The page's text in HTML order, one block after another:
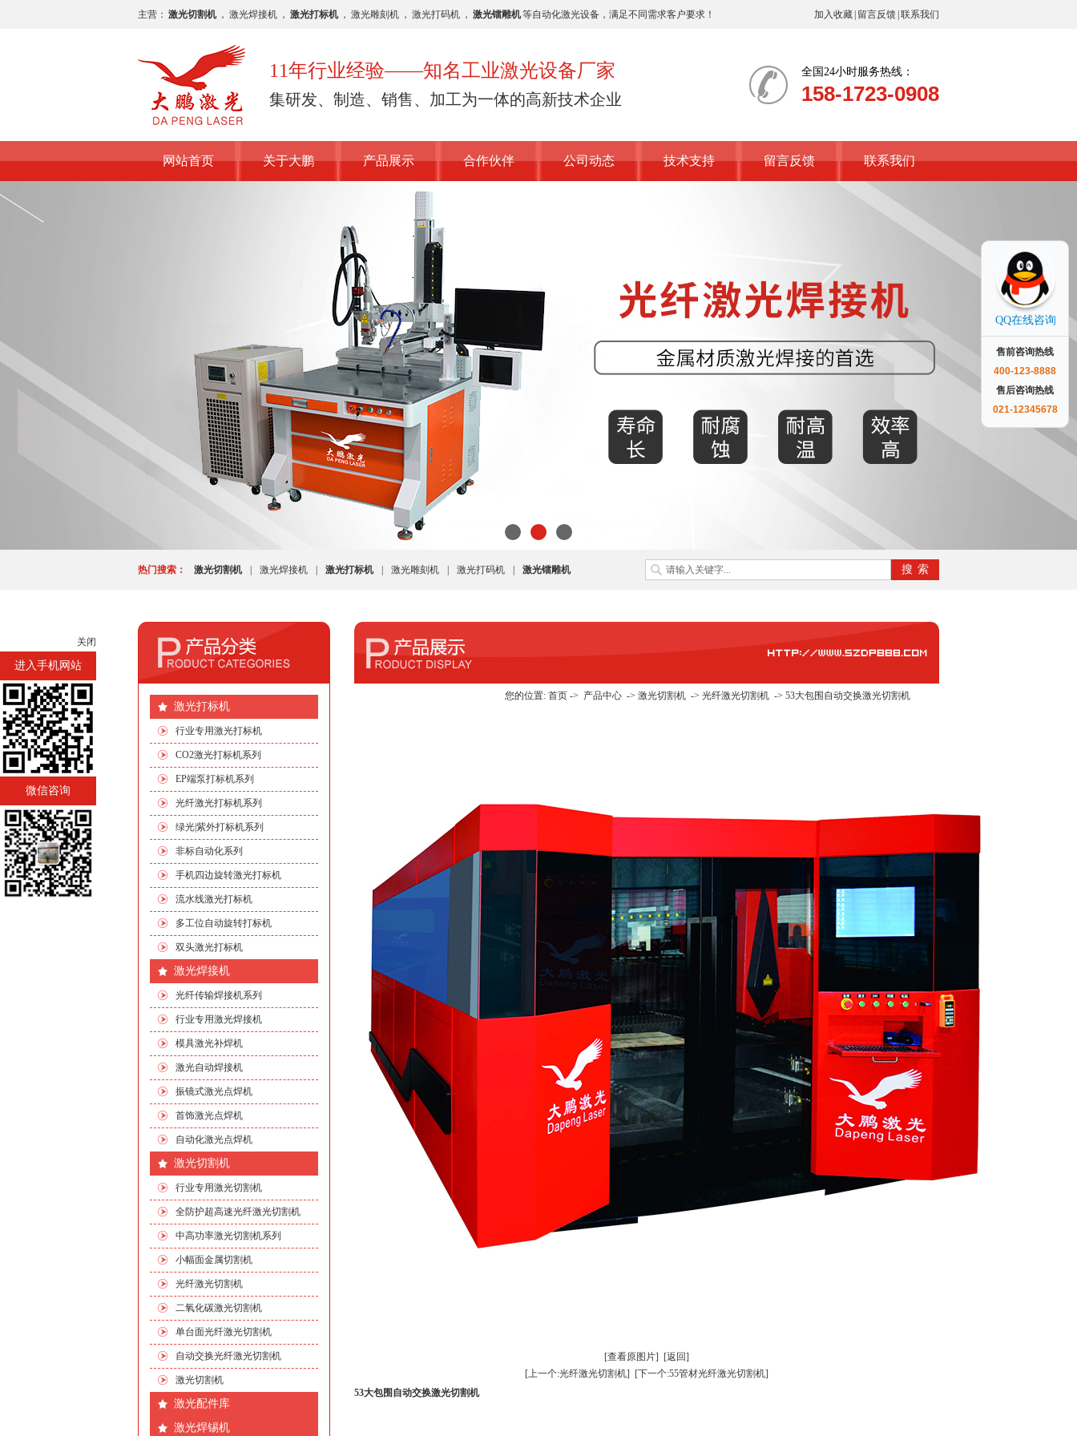
主营： 激光切割机 ， 激光焊接机 ， 激光打标机 ， 激光雕刻机 ， 激光打码机 ， 激光镭雕机等自动化激光设备，满足不同需求客户要求！ 加入收藏 留言反馈 联系我们
11年行业经验——知名工业激光设备厂家
集研发、制造、销售、加工为一体的高新技术企业
全国24小时服务热线：
158-1723-0908
网站首页 关于大鹏 产品展示 合作伙伴 公司动态 技术支持 留言反馈 联系我们
热门搜索： 激光切割机 激光焊接机 激光打标机 激光雕刻机 激光打码机 激光镭雕机
激光打标机
行业专用激光打标机
CO2激光打标机系列
EP端泵打标机系列
光纤激光打标机系列
绿光|紫外打标机系列
非标自动化系列
手机四边旋转激光打标机
流水线激光打标机
多工位自动旋转打标机
双头激光打标机
激光焊接机
光纤传输焊接机系列
行业专用激光焊接机
模具激光补焊机
激光自动焊接机
振镜式激光点焊机
首饰激光点焊机
自动化激光点焊机
激光切割机
行业专用激光切割机
全防护超高速光纤激光切割机
中高功率激光切割机系列
小幅面金属切割机
光纤激光切割机
二氧化碳激光切割机
单台面光纤激光切割机
自动交换光纤激光切割机
激光切割机
激光配件库
激光焊锡机
您的位置: 首页-> 产品中心-> 激光切割机-> 光纤激光切割机-> 53大包围自动交换激光切割机
[查看原图片] [返回]
[上一个:光纤激光切割机] [下一个:55管材光纤激光切割机]
53大包围自动交换激光切割机
QQ在线咨询
售前咨询热线
400-123-8888
售后咨询热线
021-12345678
关闭
进入手机网站
微信咨询